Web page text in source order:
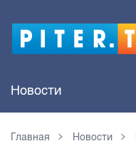
Новости
Главная Новости